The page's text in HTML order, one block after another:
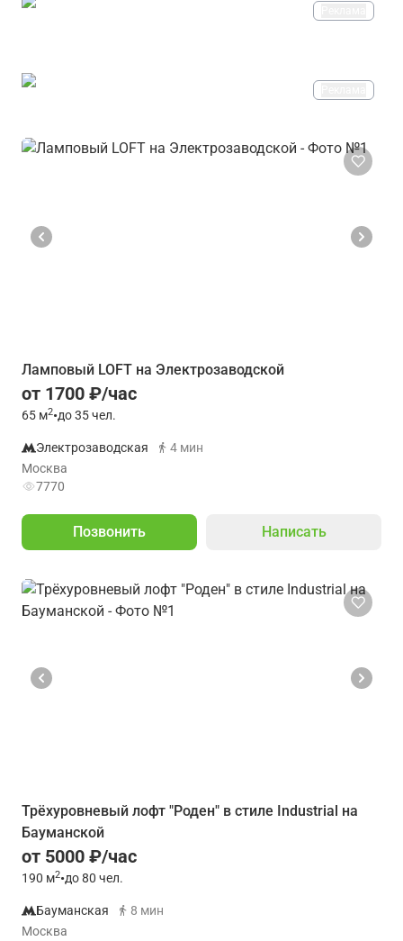
Ламповый LOFT на Электрозаводской
от 1700 ₽/час
65 м2•до 35 чел.
Электрозаводская
4 мин
Москва
7770
Позвонить Написать
Трёхуровневый лофт "Роден" в стиле Industrial на
Бауманской
от 5000 ₽/час
190 м2•до 80 чел.
Бауманская
8 мин
Москва